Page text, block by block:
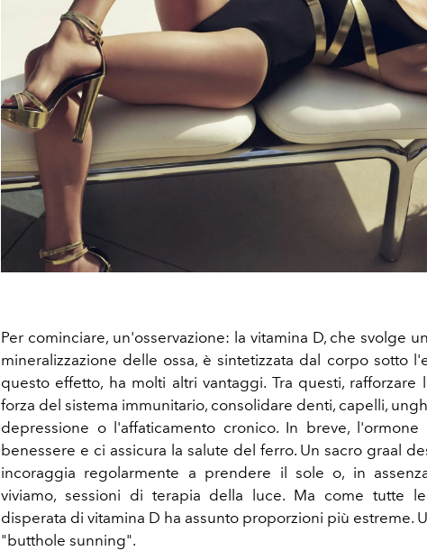
Per cominciare, un'osservazione: la vitamina D, che svolge
mineralizzazione delle ossa, è sintetizzata dal corpo sotto
questo effetto, ha molti altri vantaggi. Tra questi, rafforzare
forza del sistema immunitario, consolidare denti, capelli,
depressione o l'affaticamento cronico. In breve,
benessere e ci assicura la salute del ferro. Un sacro graal
incoraggia regolarmente a prendere il sole o, in
viviamo, sessioni di terapia della luce. Ma come tutte
disperata di vitamina D ha assunto proporzioni più estreme.
"butthole sunning".